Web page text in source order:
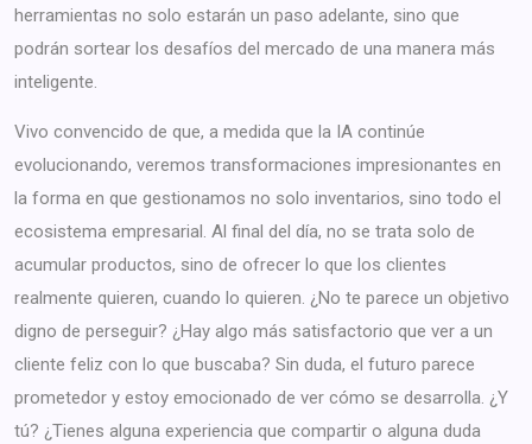
herramientas no solo estarán un paso adelante, sino que
podrán sortear los desafíos del mercado de una manera más
inteligente.
Vivo convencido de que, a medida que la IA continúe
evolucionando, veremos transformaciones impresionantes en
la forma en que gestionamos no solo inventarios, sino todo el
ecosistema empresarial. Al final del día, no se trata solo de
acumular productos, sino de ofrecer lo que los clientes
realmente quieren, cuando lo quieren. ¿No te parece un objetivo
digno de perseguir? ¿Hay algo más satisfactorio que ver a un
cliente feliz con lo que buscaba? Sin duda, el futuro parece
prometedor y estoy emocionado de ver cómo se desarrolla. ¿Y
tú? ¿Tienes alguna experiencia que compartir o alguna duda